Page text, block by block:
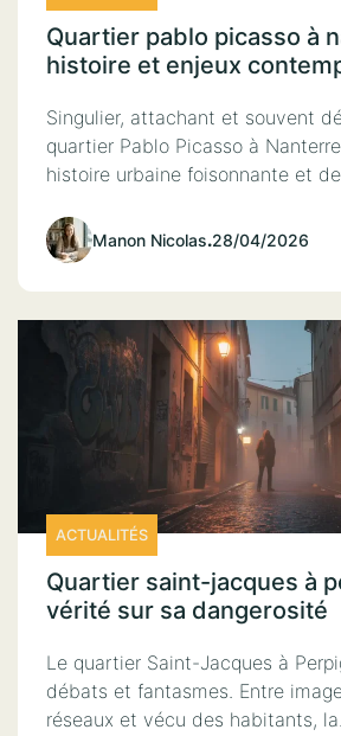
Quartier pablo picasso à
histoire et enjeux
Singulier, attachant et souvent
quartier Pablo Picasso à
histoire urbaine foisonnante et
Manon Nicolas.28/04/2026
ACTUALITÉS
Quartier saint-jacques à
vérité sur sa dangerosité
Le quartier Saint-Jacques à
débats et fantasmes. Entre
réseaux et vécu des habitants, la...